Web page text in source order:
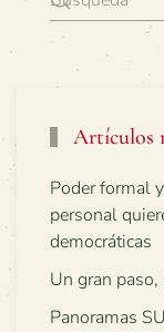
Artículos
Poder formal
personal
democráticas
Un gran
Panoramas